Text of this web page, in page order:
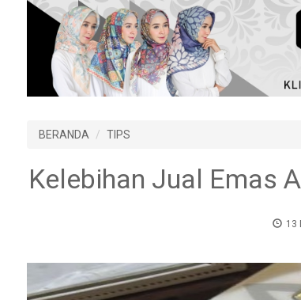
BERANDA TIPS
Kelebihan Jual Emas
13